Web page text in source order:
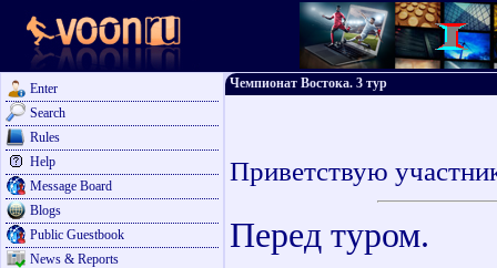
Enter
Search
Rules
Help
Message Board
Blogs
Public Guestbook
News & Reports
Чемпионат Востока. 3 тур
Приветствую
Перед туром.